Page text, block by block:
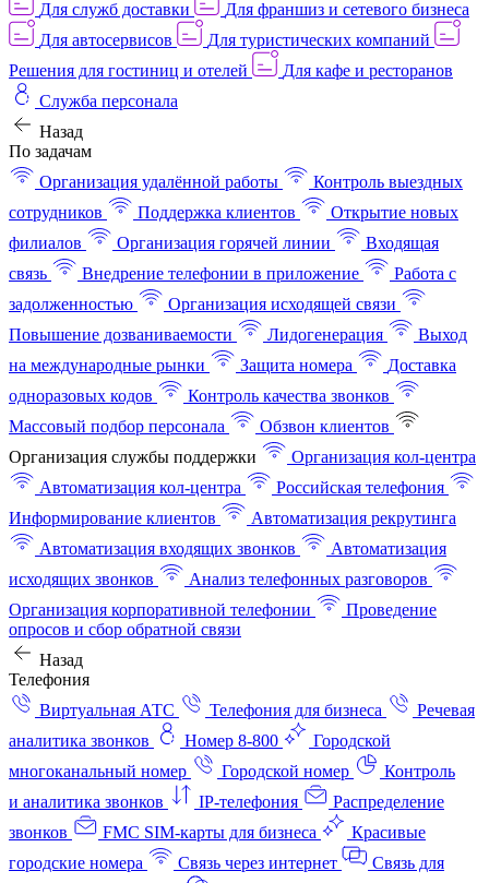
Для служб доставки
Для франшиз и сетевого бизнеса
Для автосервисов
Для туристических компаний
Решения для гостиниц и отелей
Для кафе и ресторанов
Служба персонала
Назад
По задачам
Организация удалённой работы
Контроль выездных
сотрудников
Поддержка клиентов
Открытие новых
филиалов
Организация горячей линии
Входящая
связь
Внедрение телефонии в приложение
Работа с
задолженностью
Организация исходящей связи
Повышение дозваниваемости
Лидогенерация
Выход
на международные рынки
Защита номера
Доставка
одноразовых кодов
Контроль качества звонков
Массовый подбор персонала
Обзвон клиентов
Организация службы поддержки
Организация кол-центра
Автоматизация кол-центра
Российская телефония
Информирование клиентов
Автоматизация рекрутинга
Автоматизация входящих звонков
Автоматизация
исходящих звонков
Анализ телефонных разговоров
Организация корпоративной телефонии
Проведение
опросов и сбор обратной связи
Назад
Телефония
Виртуальная АТС
Телефония для бизнеса
Речевая
аналитика звонков
Номер 8-800
Городской
многоканальный номер
Городской номер
Контроль
и аналитика звонков
IP-телефония
Распределение
звонков
FMC SIM-карты для бизнеса
Красивые
городские номера
Связь через интернет
Связь для